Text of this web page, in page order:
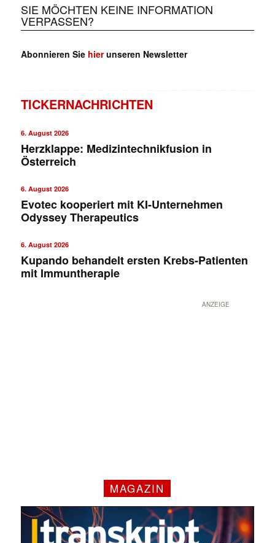
SIE MÖCHTEN KEINE INFORMATION
VERPASSEN?
Abonnieren Sie hierunseren Newsletter
TICKERNACHRICHTEN
6. August 2026
Herzklappe: Medizintechnikfusion in
Österreich
6. August 2026
Evotec kooperiert mit KI-Unternehmen
Odyssey Therapeutics
6. August 2026
Kupando behandelt ersten Krebs-Patienten
mit Immuntherapie
ANZEIGE
MAGAZIN